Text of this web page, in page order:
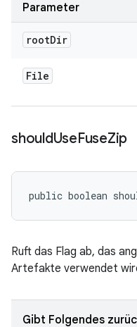
Parameter
rootDir
File
shouldUseFuseZip
public boolean
Ruft das Flag ab, das
Artefakte verwendet
Gibt Folgendes